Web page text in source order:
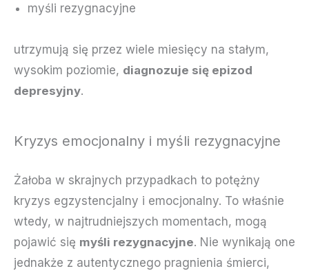
myśli rezygnacyjne
utrzymują się przez wiele miesięcy na stałym,
wysokim poziomie, diagnozuje się epizod
depresyjny.
Kryzys emocjonalny i myśli rezygnacyjne
Żałoba w skrajnych przypadkach to potężny
kryzys egzystencjalny i emocjonalny. To właśnie
wtedy, w najtrudniejszych momentach, mogą
pojawić się myśli rezygnacyjne. Nie wynikają one
jednakże z autentycznego pragnienia śmierci,